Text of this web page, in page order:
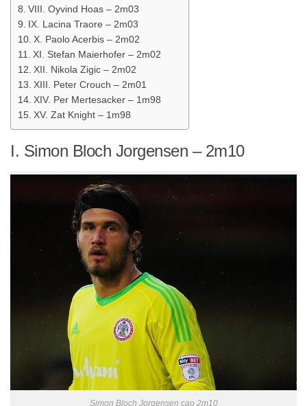
VIII. Oyvind Hoas – 2m03
IX. Lacina Traore – 2m03
X. Paolo Acerbis – 2m02
XI. Stefan Maierhofer – 2m02
XII. Nikola Zigic – 2m02
XIII. Peter Crouch – 2m01
XIV. Per Mertesacker – 1m98
XV. Zat Knight – 1m98
I. Simon Bloch Jorgensen – 2m10
Simon Bloch Jorgensen cao 2m10